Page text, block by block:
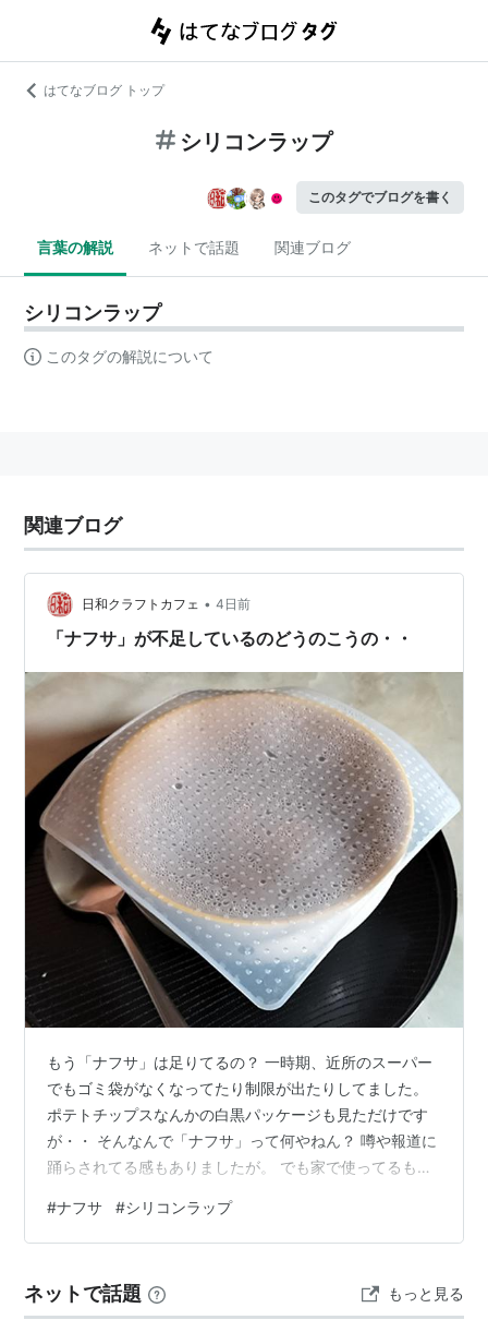
はてなブログ トップ
シリコンラップ
このタグでブログを書く
言葉の解説 ネットで話題 関連ブログ
シリコンラップ
このタグの解説について
関連ブログ
日和クラフトカフェ • 4日前
「ナフサ」が不足しているのどうのこうの・・
もう「ナフサ」は足りてるの？ 一時期、近所のスーパー
でもゴミ袋がなくなってたり制限が出たりしてました。
ポテトチップスなんかの白黒パッケージも見ただけです
が・・ そんなんで「ナフサ」って何やねん？ 噂や報道に
踊らされてる感もありましたが。 でも家で使ってるもの
原油を精製する時に必ず生産されるものらしい。 ガソリ
ン・灯油・軽油・重油と精製する時に出る副産物ってこ
の「ナフサ」から作られるもの。 PVC（塩化ビニル樹脂
#ナフサ #シリコンラップ
ネットで話題 もっと見る